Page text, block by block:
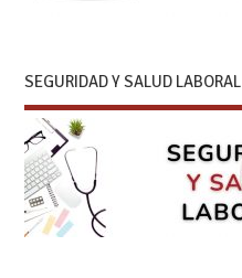
SEGURIDAD Y SALUD LABORAL